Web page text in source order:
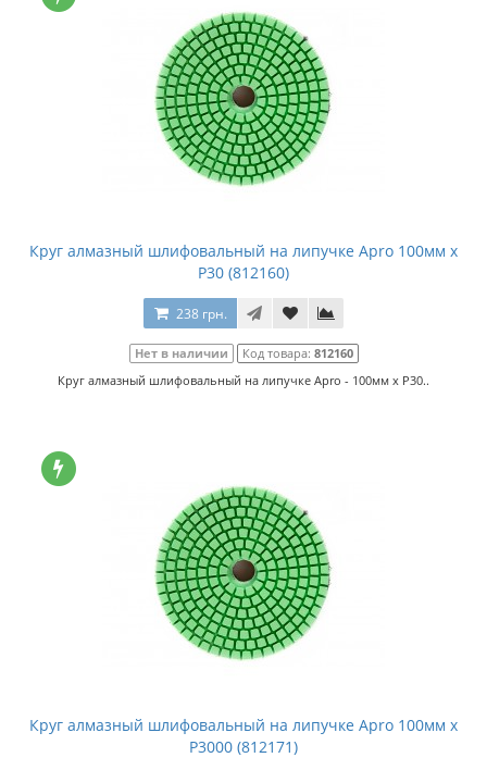
Круг алмазный шлифовальный на липучке Apro 100мм x
P30 (812160)
238 грн.
Нет в наличии Код товара: 812160
Круг алмазный шлифовальный на липучке Apro - 100мм x P30..
Круг алмазный шлифовальный на липучке Apro 100мм x
P3000 (812171)